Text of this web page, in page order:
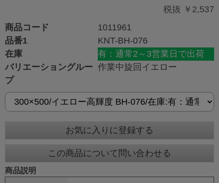
税抜 ￥2,537
商品コード
1011961
品番1
KNT-BH-076
在庫
有：通常2～3営業日で出荷
バリエーショングルー
プ
作業中旋回イエロー
お気に入りに登録する
この商品について問い合わせる
商品説明